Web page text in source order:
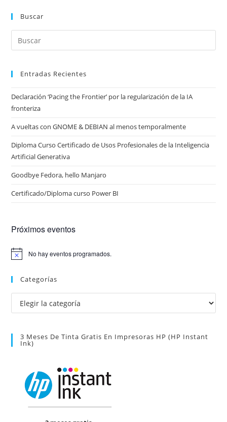
Buscar
Entradas Recientes
Declaración ‘Pacing the Frontier’ por la regularización de la IA
fronteriza
A vueltas con GNOME & DEBIAN al menos temporalmente
Diploma Curso Certificado de Usos Profesionales de la Inteligencia
Artificial Generativa
Goodbye Fedora, hello Manjaro
Certificado/Diploma curso Power BI
Próximos eventos
A
s
No hay eventos programados.
Categorías
Categorías
3 Meses De Tinta Gratis En Impresoras HP (HP Instant
Ink)